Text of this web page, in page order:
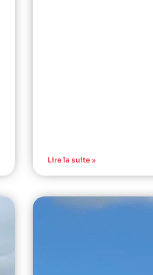
Lire la suite »